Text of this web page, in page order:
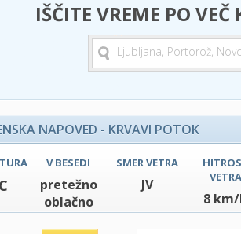
IŠČITE VREME PO
NAPOVED - KRVAVI POTOK
V BESEDI
pretežno
oblačno
SMER VETRA
JV
VETRA
8